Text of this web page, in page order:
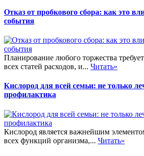
Отказ от пробкового сбора: как это
события
Планирование любого торжества
всех статей расходов, и... Читать»
Кислород для всей семьи: не только
профилактика
Кислород является важнейшим
всех функций организма,... Читать»